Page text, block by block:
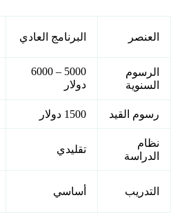
العنصر البرنامج العادي
الرسوم
السنوية
5000 – 6000
دولار
رسوم القيد 1500 دولار
نظام
الدراسة
تقليدي
التدريب أساسي